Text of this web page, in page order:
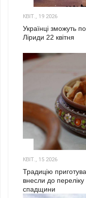
КВІТ., 19 2026
Українці зможуть
Ліриди 22 квітня
КВІТ., 15 2026
Традицію
внесли до переліку
спадщини